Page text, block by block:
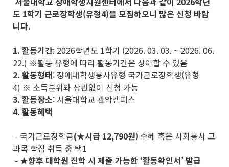
도 1학기 근로장학생(유형4)을 모집하오니 많은 신청 바랍
니다.
1. 활동기간: 2026학년도 1학기 (2026. 03. 03. ~ 2026. 06.
22.) ※활동 유형에 따라 활동기간은 상이할 수 있음
2. 활동형태: 장애대학생봉사유형 국가근로장학생(유형
4) ※ 소득분위와 상관없이 신청 가능
3. 활동장소: 서울대학교 관악캠퍼스
4. 활동혜택
- 국가근로장학금(★시급 12,790원) 수혜 혹은 사회봉사 교
과목 학점 취득 중 택1
- ★향후 대학원 진학 시 제출 가능한 ‘활동확인서’ 발급